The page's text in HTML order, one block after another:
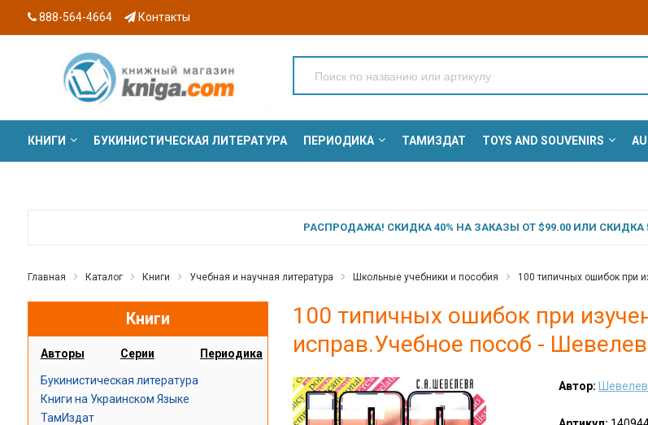
888-564-4664 Контакты
КНИГИ БУКИНИСТИЧЕСКАЯ ЛИТЕРАТУРА ПЕРИОДИКА ТАМИЗДАТ TOYS AND SOUVENIRS
РАСПРОДАЖА! СКИДКА 40% НА ЗАКАЗЫ ОТ $99.00 ИЛИ СКИДКА
Главная Каталог Книги Учебная и научная литература Школьные учебники и пособия 100 типичных ошибок при
Книги
Авторы Серии Периодика
Букинистическая литература
Книги на Украинском Языке
ТамИздат
100 типичных ошибок при
исправ.Учебное пособ -
Автор: